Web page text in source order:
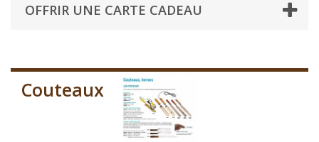
OFFRIR UNE CARTE CADEAU
Couteaux